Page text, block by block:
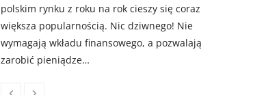
polskim rynku z roku na rok cieszy się coraz
większa popularnością. Nic dziwnego! Nie
wymagają wkładu finansowego, a pozwalają
zarobić pieniądze…